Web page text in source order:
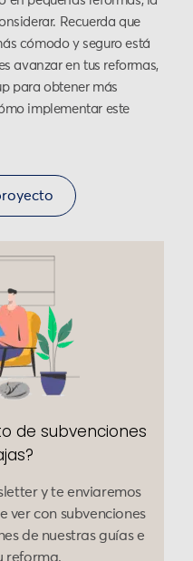
Recuerda que
cómodo y seguro está
avanzar en tus reformas,
para obtener más
implementar este
de subvenciones
y te enviaremos
ver con subvenciones
de nuestras guías e
reforma.